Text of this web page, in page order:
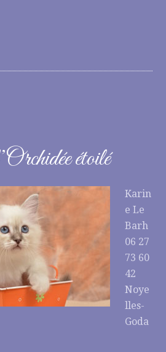
étoilé
Karin
e Le
Barh
06 27
73 60
42
Noye
lles-
Goda